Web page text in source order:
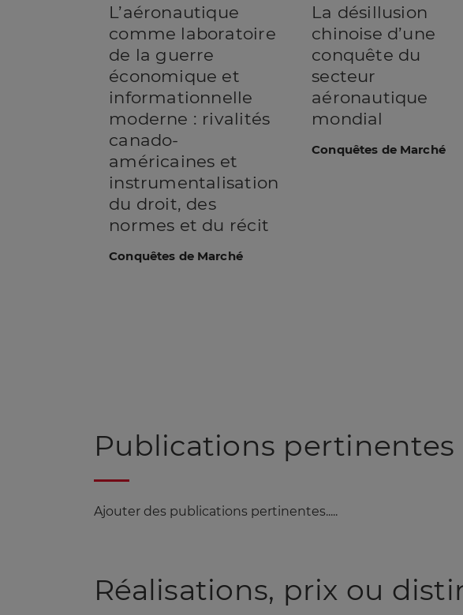
L’aéronautique
comme laboratoire
de la guerre
économique et
informationnelle
moderne : rivalités
canado-
américaines et
instrumentalisation
du droit, des
normes et du récit
Conquêtes de Marché
La désillusion
chinoise d’une
conquête du
secteur
aéronautique
mondial
Conquêtes de Marché
Publications pertinentes
Ajouter des publications pertinentes.....
Réalisations, prix ou